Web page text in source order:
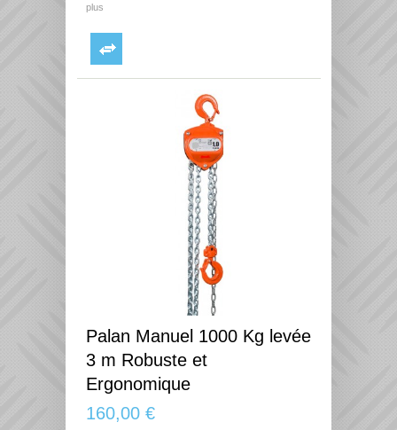
plus
Palan Manuel 1000 Kg levée
3 m Robuste et
Ergonomique
160,00 €